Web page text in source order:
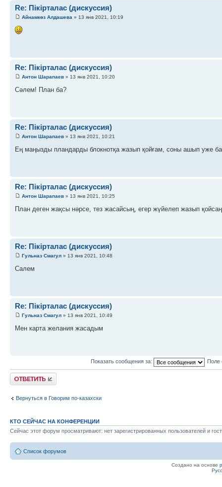
Re: Пікірталас (дискуссия)
Айнамкөз Алдашева » 13 янв 2021, 10:19
Re: Пікірталас (дискуссия)
Антон Шарапаев » 13 янв 2021, 10:20
Сәлем! План ба?
Re: Пікірталас (дискуссия)
Антон Шарапаев » 13 янв 2021, 10:21
Ең маңызды пландарды блокнотқа жазып қойғам, соны ашып уже
Re: Пікірталас (дискуссия)
Антон Шарапаев » 13 янв 2021, 10:25
План деген жақсы нәрсе, тез жасайсың, егер жүйелеп жазып қойсаң
Re: Пікірталас (дискуссия)
Гульназ Смагул » 13 янв 2021, 10:48
Салем
Re: Пікірталас (дискуссия)
Гульназ Смагул » 13 янв 2021, 10:49
Мен карта желания жасадым
Показать сообщения за: Поле
Ответить
Вернуться в Говорим по-казахски
КТО СЕЙЧАС НА КОНФЕРЕНЦИИ
Сейчас этот форум просматривают: нет зарегистрированных пользователей и
Список форумов
Создано на основе